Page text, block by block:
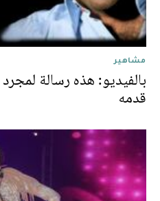
مشاهير
بالفيديو: هذه رسالة
قدمه